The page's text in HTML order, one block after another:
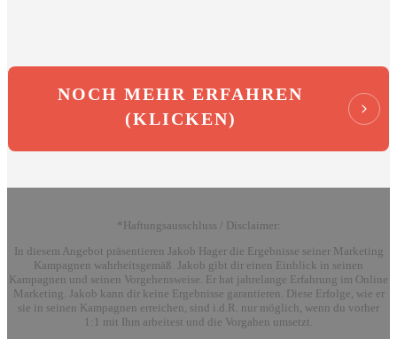
NOCH MEHR ERFAHREN
(KLICKEN)
*Haftungsausschluss / Disclaimer:
In diesem Angebot präsentieren Jakob Hager die Ergebnisse seiner Marketing
Kampagnen wahrheitsgemäß. Jakob gibt dir einen Einblick in seinen
Kampagnen und seinen Vorgehensweise. Er hat jahrelange Erfahrung im Online
Marketing. Jakob kann dir keine Ergebnisse garantieren. Diese Erfolge, wie er
sie in seinen Kampagnen erreichen, sind i.d.R. nur möglich, wenn du vorher
1:1 mit Ihm arbeitest und die Vorgaben umsetzt.